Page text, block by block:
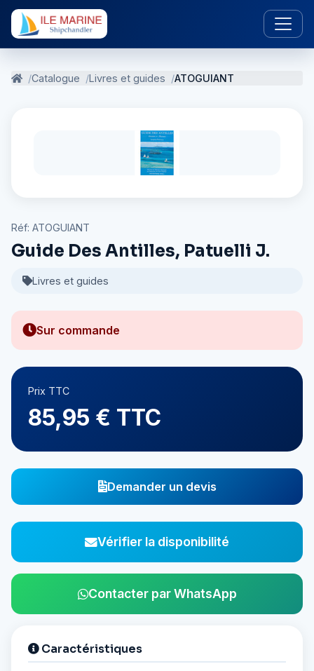
Catalogue Livres et guides ATOGUIANT
Réf: ATOGUIANT
Guide Des Antilles, Patuelli J.
Livres et guides
Sur commande
Prix TTC
85,95 € TTC
Demander un devis
Vérifier la disponibilité
Contacter par WhatsApp
Caractéristiques